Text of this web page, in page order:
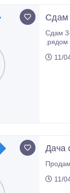
Сдам
Сдам
.рядом
11/
Дача
11/